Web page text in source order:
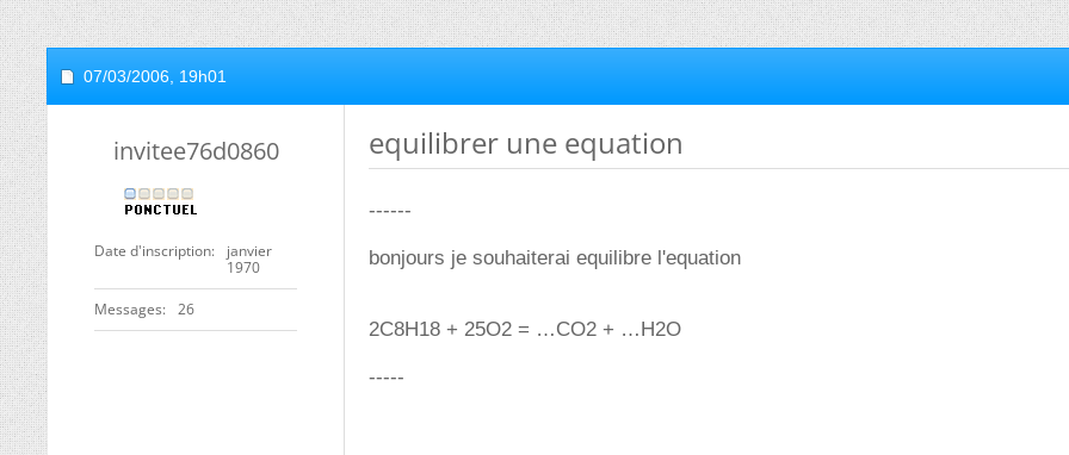
07/03/2006, 19h01
invitee76d0860
Date d'inscription
janvier
1970
Messages 26
equilibrer une equation
------
bonjours je souhaiterai equilibre l'equation
2C8H18 + 25O2 = …CO2 + …H2O
-----